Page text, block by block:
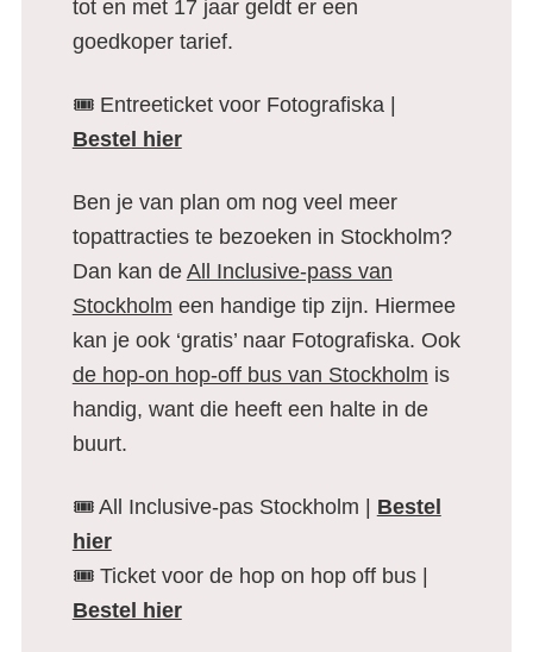
tot en met 17 jaar geldt er een
goedkoper tarief.
🎟️ Entreeticket voor Fotografiska |
Bestel hier
Ben je van plan om nog veel meer
topattracties te bezoeken in Stockholm?
Dan kan de All Inclusive-pass van
Stockholm een handige tip zijn. Hiermee
kan je ook ‘gratis’ naar Fotografiska. Ook
de hop-on hop-off bus van Stockholm is
handig, want die heeft een halte in de
buurt.
🎟️ All Inclusive-pas Stockholm | Bestel
hier
🎟️ Ticket voor de hop on hop off bus |
Bestel hier